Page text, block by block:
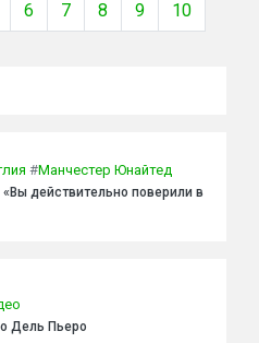
6 7 8 9 10
#Манчестер Юнайтед
действительно поверили в
Дель Пьеро